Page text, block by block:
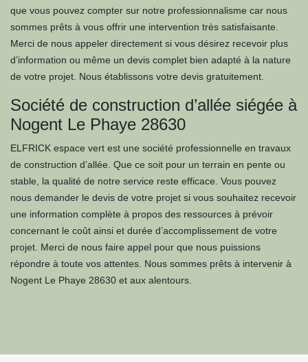
que vous pouvez compter sur notre professionnalisme car nous
sommes prêts à vous offrir une intervention très satisfaisante.
Merci de nous appeler directement si vous désirez recevoir plus
d’information ou même un devis complet bien adapté à la nature
de votre projet. Nous établissons votre devis gratuitement.
Société de construction d’allée siégée à
Nogent Le Phaye 28630
ELFRICK espace vert est une société professionnelle en travaux
de construction d’allée. Que ce soit pour un terrain en pente ou
stable, la qualité de notre service reste efficace. Vous pouvez
nous demander le devis de votre projet si vous souhaitez recevoir
une information complète à propos des ressources à prévoir
concernant le coût ainsi et durée d’accomplissement de votre
projet. Merci de nous faire appel pour que nous puissions
répondre à toute vos attentes. Nous sommes prêts à intervenir à
Nogent Le Phaye 28630 et aux alentours.